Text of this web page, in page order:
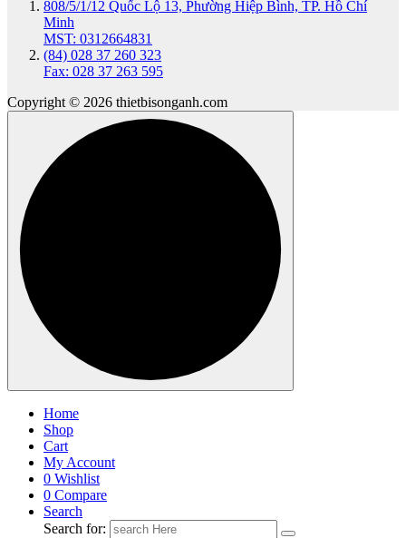
808/5/1/12 Quốc Lộ 13, Phường Hiệp Bình, TP. Hồ Chí
Minh
MST: 0312664831
(84) 028 37 260 323
Fax: 028 37 263 595
Copyright © 2026 thietbisonganh.com
Home
Shop
Cart
My Account
0 Wishlist
0 Compare
Search
Search for: